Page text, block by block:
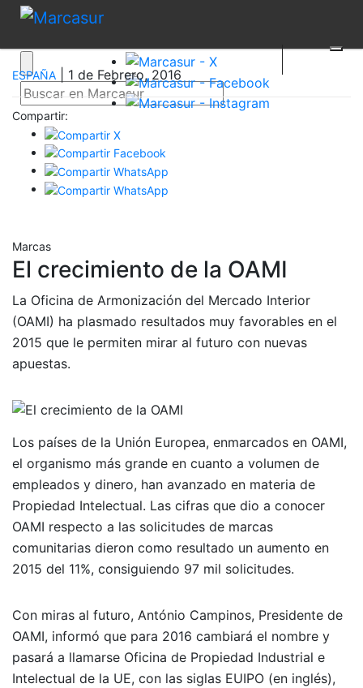
ESPAÑA | 1 de Febrero, 2016
Compartir:
Marcas
El crecimiento de la OAMI
La Oficina de Armonización del Mercado Interior
(OAMI) ha plasmado resultados muy favorables en el
2015 que le permiten mirar al futuro con nuevas
apuestas.
Los países de la Unión Europea, enmarcados en OAMI,
el organismo más grande en cuanto a volumen de
empleados y dinero, han avanzado en materia de
Propiedad Intelectual. Las cifras que dio a conocer
OAMI respecto a las solicitudes de marcas
comunitarias dieron como resultado un aumento en
2015 del 11%, consiguiendo 97 mil solicitudes.
Con miras al futuro, António Campinos, Presidente de
OAMI, informó que para 2016 cambiará el nombre y
pasará a llamarse Oficina de Propiedad Industrial e
Intelectual de la UE, con las siglas EUIPO (en inglés),